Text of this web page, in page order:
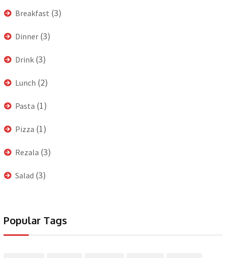
Breakfast (3)
Dinner (3)
Drink (3)
Lunch (2)
Pasta (1)
Pizza (1)
Rezala (3)
Salad (3)
Popular Tags